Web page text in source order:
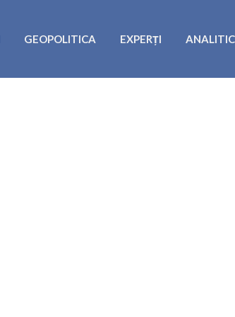
GEOPOLITICA EXPERȚI